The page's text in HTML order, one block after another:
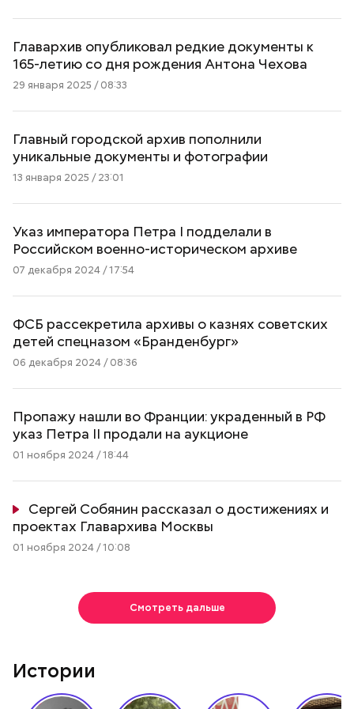
Главархив опубликовал редкие документы к
165-летию со дня рождения Антона Чехова
29 января 2025 / 08:33
Главный городской архив пополнили
уникальные документы и фотографии
13 января 2025 / 23:01
Указ императора Петра I подделали в
Российском военно-историческом архиве
07 декабря 2024 / 17:54
ФСБ рассекретила архивы о казнях советских
детей спецназом «Бранденбург»
06 декабря 2024 / 08:36
Пропажу нашли во Франции: украденный в РФ
указ Петра II продали на аукционе
01 ноября 2024 / 18:44
Сергей Собянин рассказал о достижениях и
проектах Главархива Москвы
01 ноября 2024 / 10:08
Смотреть дальше
Истории